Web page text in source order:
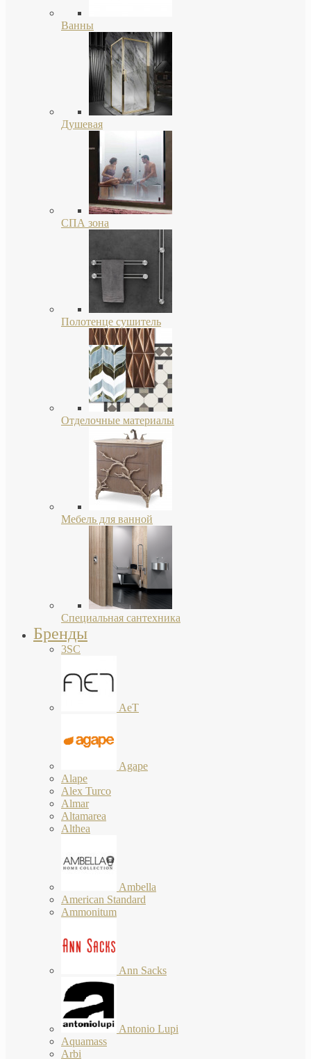
Ванны
Душевая
СПА зона
Полотенце сушитель
Отделочные материалы
Мебель для ванной
Специальная сантехника
Бренды
3SC
AeT
Agape
Alape
Alex Turco
Almar
Altamarea
Althea
Ambella
American Standard
Ammonitum
Ann Sacks
Antonio Lupi
Aquamass
Arbi